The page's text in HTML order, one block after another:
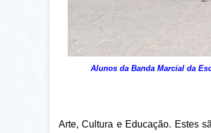
Alunos da Banda Marcial da
Arte, Cultura e Educação. Estes